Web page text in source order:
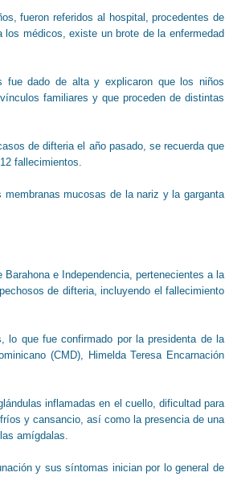
fueron referidos al hospital, procedentes de
médicos, existe un brote de la enfermedad
fue dado de alta y explicaron que los niños
familiares y que proceden de distintas
de difteria el año pasado, se recuerda que
fallecimientos.
mucosas de la nariz y la garganta
e Independencia, pertenecientes a la
de difteria, incluyendo el fallecimiento
lo que fue confirmado por la presidenta de la
(CMD), Himelda Teresa Encarnación
inflamadas en el cuello, dificultad para
y cansancio, así como la presencia de una
amígdalas.
y sus síntomas inician por lo general de